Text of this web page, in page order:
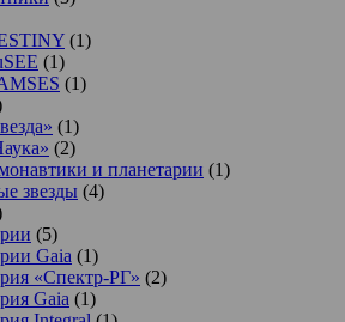
(1)
(1)
(1)
(1)
(2)
и планетарии (1)
звезды (4)
(5)
Gaia (1)
«Спектр-РГ» (2)
Gaia (1)